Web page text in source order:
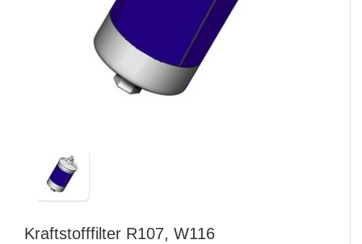
Kraftstofffilter R107, W116